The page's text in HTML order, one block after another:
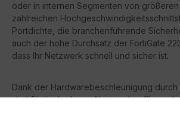
oder in internen Segmenten von größeren
zahlreichen
Portdichte, die branchenführende
auch der hohe Durchsatz der FortiGate
dass Ihr Netzwerk schnell und sicher ist.
Dank der Hardwarebeschleunigung durch
sind Sie in der Lage, Netzwerktraffic noch